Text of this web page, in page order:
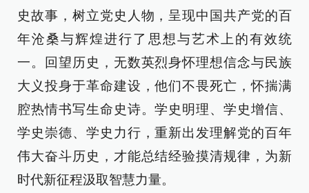
史故事，树立党史人物，呈现中国共产党的百
年沧桑与辉煌进行了思想与艺术上的有效统
一。回望历史，无数英烈身怀理想信念与民族
大义投身于革命建设，他们不畏死亡，怀揣满
腔热情书写生命史诗。学史明理、学史增信、
学史崇德、学史力行，重新出发理解党的百年
伟大奋斗历史，才能总结经验摸清规律，为新
时代新征程汲取智慧力量。